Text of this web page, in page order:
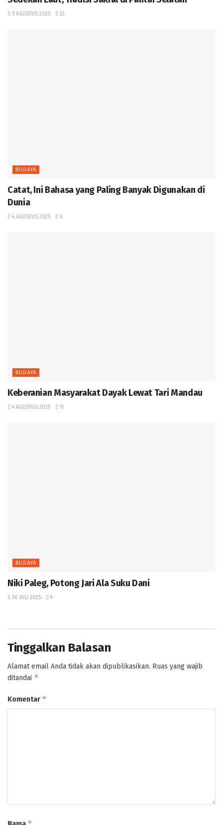
5 AGUSTUS 2025 23
BUDAYA
‎Catat, Ini Bahasa yang Paling Banyak Digunakan di
Dunia ‎
4 AGUSTUS 2025 6
BUDAYA
Keberanian Masyarakat Dayak Lewat Tari Mandau ‎
4 AGUSTUS 2025 11
BUDAYA
Niki Paleg, Potong Jari Ala Suku Dani
30 JULI 2025 9
Tinggalkan Balasan
Alamat email Anda tidak akan dipublikasikan. Ruas yang wajib
ditandai *
Komentar *